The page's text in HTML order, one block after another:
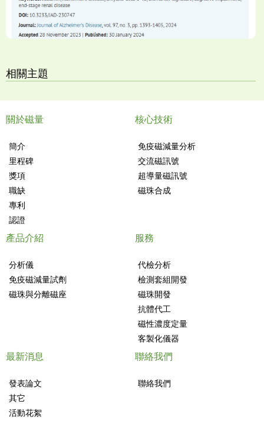
相關主題
關於磁量
簡介
里程碑
獎項
職缺
專利
認證
核心技術
免疫磁減量分析
交流磁訊號
超導量磁訊號
磁珠合成
產品介紹
分析儀
免疫磁減量試劑
磁珠與分離磁座
服務
代檢分析
檢測套組開發
磁珠開發
抗體代工
磁性濃度定量
客製化儀器
最新消息
發表論文
其它
活動花絮
聯絡我們
聯絡我們